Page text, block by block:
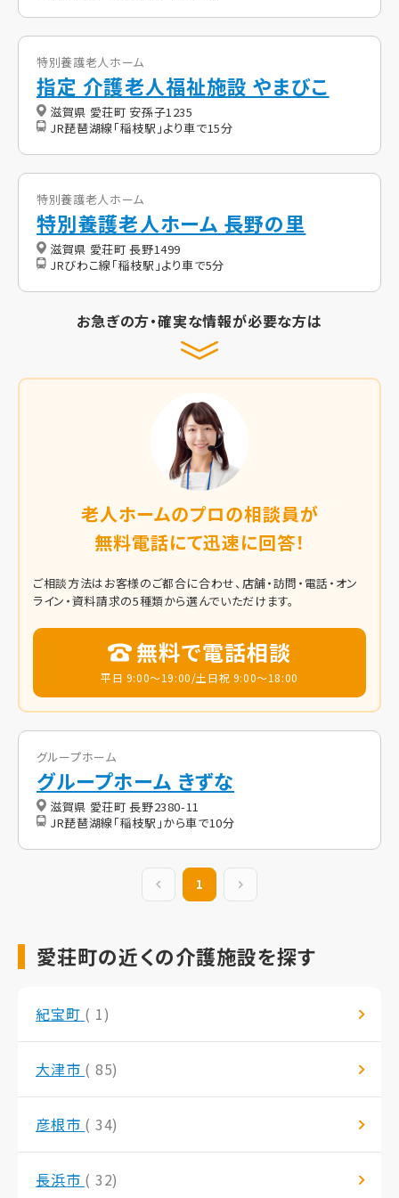
特別養護老人ホーム
指定 介護老人福祉施設 やまびこ
滋賀県 愛荘町 安孫子1235
JR琵琶湖線「稲枝駅」より車で15分
特別養護老人ホーム
特別養護老人ホーム 長野の里
滋賀県 愛荘町 長野1499
JRびわこ線「稲枝駅」より車で5分
お急ぎの方・確実な情報が必要な方は
老人ホームのプロの相談員が
無料電話にて迅速に回答！
ご相談方法はお客様のご都合に合わせ、店舗・訪問・電話・オン
ライン・資料請求の5種類から選んでいただけます。
無料で電話相談
平日 9:00～19:00/土日祝 9:00～18:00
グループホーム
グループホーム きずな
滋賀県 愛荘町 長野2380-11
JR琵琶湖線「稲枝駅」から車で10分
前の20件
1
愛荘町の近くの介護施設を探す
紀宝町 ( 1)
大津市 ( 85)
彦根市 ( 34)
長浜市 ( 32)